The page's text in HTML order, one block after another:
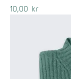
Pris
10,00 kr